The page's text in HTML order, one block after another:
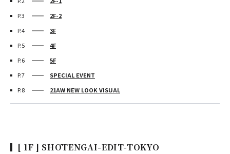
P.3
2F-2
P.4
3F
P.5
4F
P.6
5F
P.7
SPECIAL EVENT
P.8
21AW NEW LOOK VISUAL
[ 1F ] SHŌTENGAI-EDIT-TOKYO